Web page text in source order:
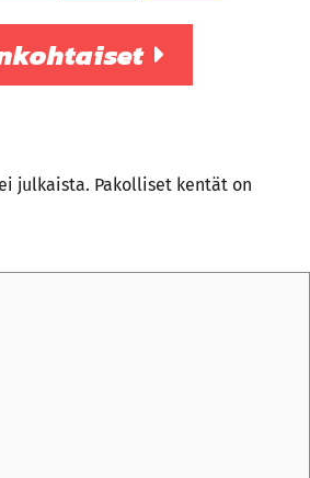
julkaista. Pakolliset kentät on